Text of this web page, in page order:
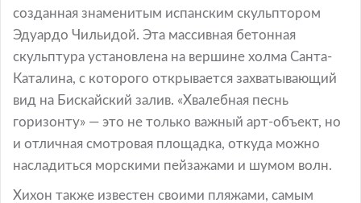
созданная знаменитым испанским скульптором
Эдуардо Чильидой. Эта массивная бетонная
скульптура установлена на вершине холма Санта-
Каталина, с которого открывается захватывающий
вид на Бискайский залив. «Хвалебная песнь
горизонту» — это не только важный арт-объект, но
и отличная смотровая площадка, откуда можно
насладиться морскими пейзажами и шумом волн.
Хихон также известен своими пляжами, самым